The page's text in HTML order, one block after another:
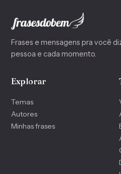
Frases e mensagens pra você
pessoa e cada momento.
Explorar
Temas
Autores
Minhas frases